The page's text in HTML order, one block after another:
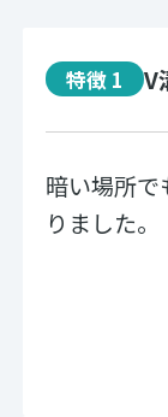
特徴 1 V
暗い場所で
りました。